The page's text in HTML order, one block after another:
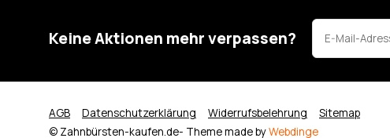
Keine Aktionen mehr verpassen?
AGB Datenschutzerklärung Widerrufsbelehrung
Sitemap
© Zahnbürsten-kaufen.de- Theme made byWebdinge